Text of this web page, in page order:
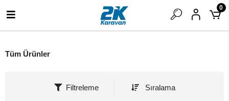
0
Tüm Ürünler
Filtreleme Sıralama